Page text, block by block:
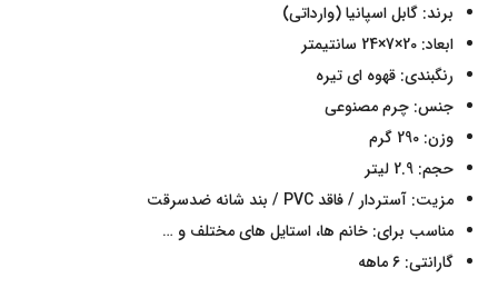
برند: گابل اسپانیا (وارداتی)
ابعاد: 20×7×24 سانتیمتر
رنگبندی: قهوه ای تیره
جنس: چرم مصنوعی
وزن: 290 گرم
حجم: 2.9 لیتر
مزیت: آستردار / فاقد PVC / بند شانه ضدسرقت
مناسب برای: خانم ها، استایل های مختلف و …
گارانتی: ۶ ماهه